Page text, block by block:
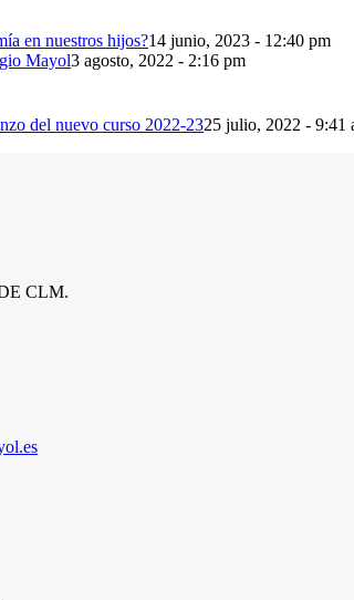
en nuestros hijos?14 junio, 2023 - 12:40 pm
Mayol3 agosto, 2022 - 2:16 pm
del nuevo curso 2022-2325 julio, 2022 - 9:41
CLM.